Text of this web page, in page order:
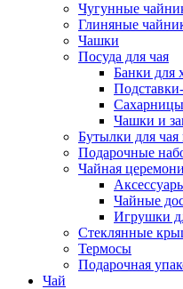
Чугунные
Глиняные
Чашки
Посуда для чая
Банки для
Сахарницы
Чашки и
Бутылки для
Подарочные
Чайная
Чайные
Игрушки
Стеклянные
Термосы
Подарочная
Чай